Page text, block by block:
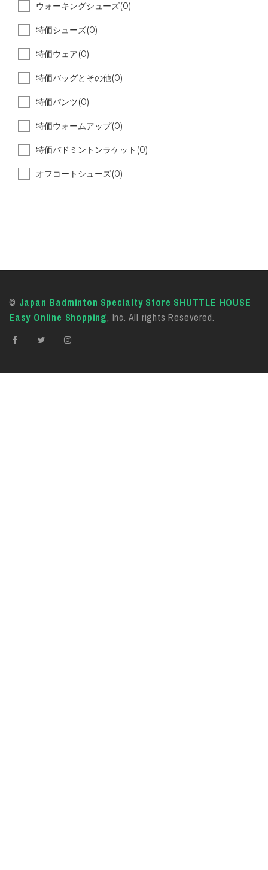
ウォーキングシューズ(0)
特価シューズ(0)
特価ウェア(0)
特価バッグとその他(0)
特価パンツ(0)
特価ウォームアップ(0)
特価バドミントンラケット(0)
オフコートシューズ(0)
© Japan Badminton Specialty Store SHUTTLE HOUSE
Easy Online Shopping, Inc. All rights Resevered.